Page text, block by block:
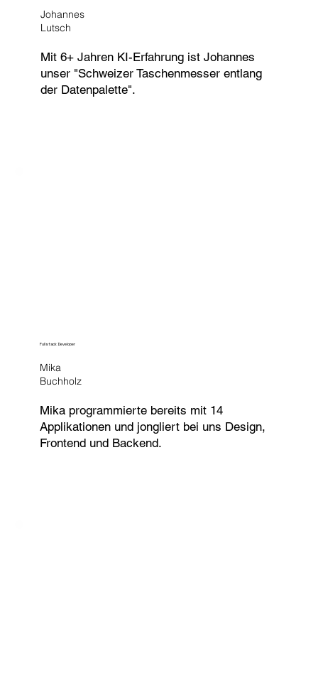
Johannes
Lutsch
Mit 6+ Jahren KI-Erfahrung ist Johannes
unser "Schweizer Taschenmesser entlang
der Datenpalette".
Fullstack Developer
Mika
Buchholz
Mika programmierte bereits mit 14
Applikationen und jongliert bei uns Design,
Frontend und Backend.